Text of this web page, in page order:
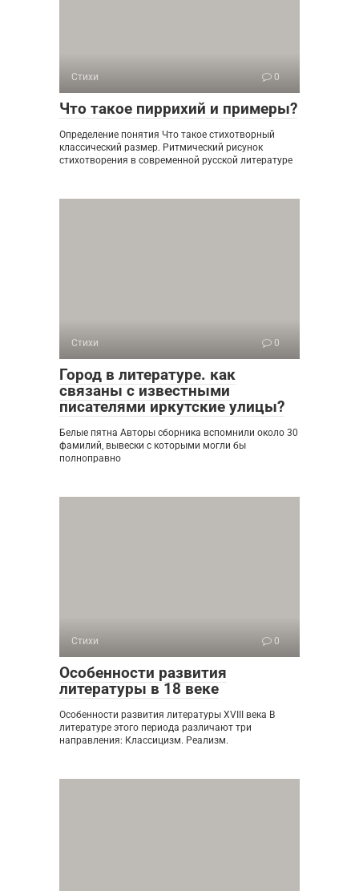
Стихи 0
Что такое пиррихий и примеры?
Определение понятия Что такое стихотворный
классический размер. Ритмический рисунок
стихотворения в современной русской литературе
Стихи 0
Город в литературе. как
связаны с известными
писателями иркутские улицы?
Белые пятна Авторы сборника вспомнили около 30
фамилий, вывески с которыми могли бы
полноправно
Стихи 0
Особенности развития
литературы в 18 веке
Особенности развития литературы XVIII века В
литературе этого периода различают три
направления: Классицизм. Реализм.